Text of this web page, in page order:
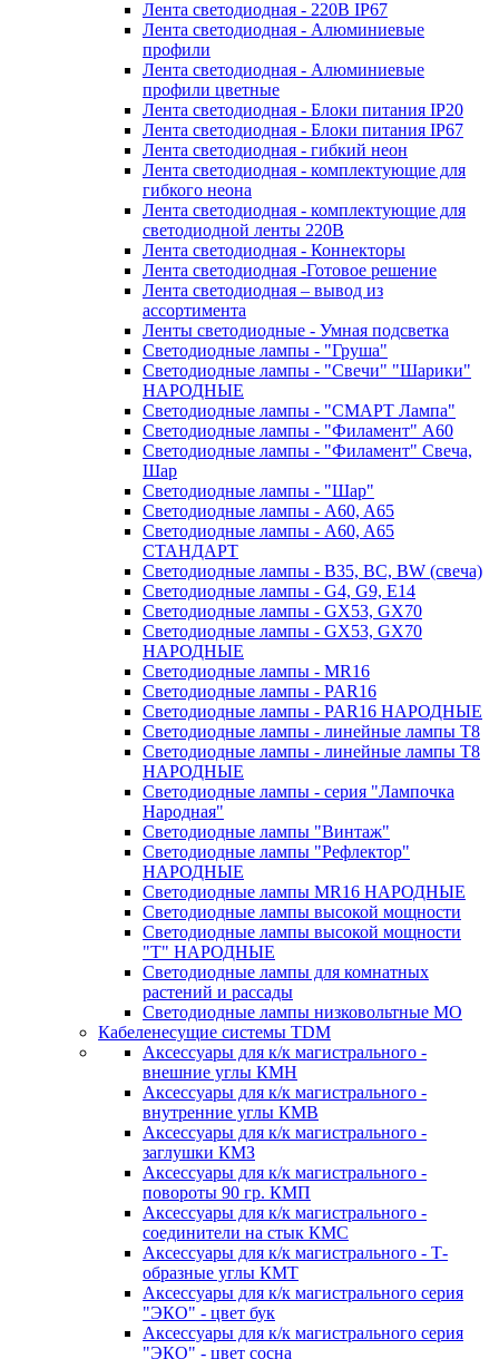
Лента светодиодная - 220В IP67
Лента светодиодная - Алюминиевые
профили
Лента светодиодная - Алюминиевые
профили цветные
Лента светодиодная - Блоки питания IP20
Лента светодиодная - Блоки питания IP67
Лента светодиодная - гибкий неон
Лента светодиодная - комплектующие для
гибкого неона
Лента светодиодная - комплектующие для
светодиодной ленты 220В
Лента светодиодная - Коннекторы
Лента светодиодная -Готовое решение
Лента светодиодная – вывод из
ассортимента
Ленты светодиодные - Умная подсветка
Светодиодные лампы - "Груша"
Светодиодные лампы - "Свечи" "Шарики"
НАРОДНЫЕ
Светодиодные лампы - "СМАРТ Лампа"
Светодиодные лампы - "Филамент" A60
Светодиодные лампы - "Филамент" Свеча,
Шар
Светодиодные лампы - "Шар"
Светодиодные лампы - A60, A65
Светодиодные лампы - A60, A65
СТАНДАРТ
Светодиодные лампы - B35, BC, BW (свеча)
Светодиодные лампы - G4, G9, Е14
Светодиодные лампы - GX53, GX70
Светодиодные лампы - GX53, GX70
НАРОДНЫЕ
Светодиодные лампы - MR16
Светодиодные лампы - PAR16
Светодиодные лампы - PAR16 НАРОДНЫЕ
Светодиодные лампы - линейные лампы T8
Светодиодные лампы - линейные лампы T8
НАРОДНЫЕ
Светодиодные лампы - серия "Лампочка
Народная"
Светодиодные лампы "Винтаж"
Светодиодные лампы "Рефлектор"
НАРОДНЫЕ
Светодиодные лампы MR16 НАРОДНЫЕ
Светодиодные лампы высокой мощности
Светодиодные лампы высокой мощности
"Т" НАРОДНЫЕ
Светодиодные лампы для комнатных
растений и рассады
Светодиодные лампы низковольтные МО
Кабеленесущие системы TDM
Аксессуары для к/к магистрального -
внешние углы КМН
Аксессуары для к/к магистрального -
внутренние углы КМВ
Аксессуары для к/к магистрального -
заглушки КМЗ
Аксессуары для к/к магистрального -
повороты 90 гр. КМП
Аксессуары для к/к магистрального -
соединители на стык КМС
Аксессуары для к/к магистрального - Т-
образные углы КМТ
Аксессуары для к/к магистрального серия
"ЭКО" - цвет бук
Аксессуары для к/к магистрального серия
"ЭКО" - цвет сосна